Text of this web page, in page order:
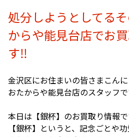
処分しようとしてる
からや能見台店でお
す‼️
金沢区にお住まいの皆さまこんに
おたからや能見台店のスタッフで
本日は【銀杯】のお買取り情報
【銀杯】というと、記念ごとや